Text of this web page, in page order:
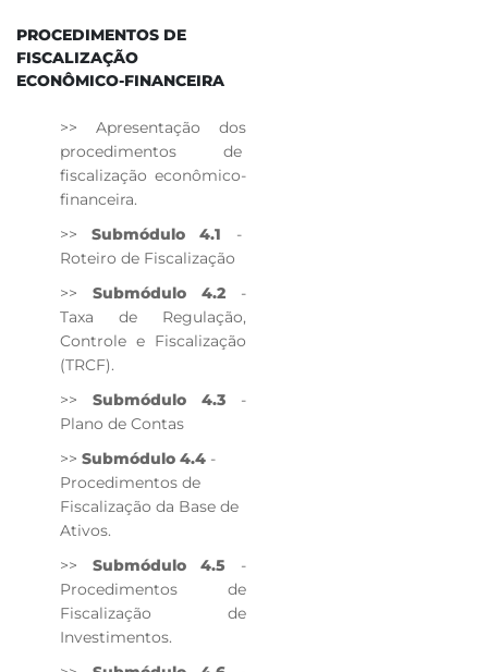
PROCEDIMENTOS DE
FISCALIZAÇÃO
ECONÔMICO-FINANCEIRA
>> Apresentação dos
procedimentos de
fiscalização econômico-
financeira.
>>Submódulo 4.1 -
Roteiro de Fiscalização
>> Submódulo 4.2 -
Taxa de Regulação,
Controle e Fiscalização
(TRCF).
>> Submódulo 4.3-
Plano de Contas
>> Submódulo 4.4 -
Procedimentos de
Fiscalização da Base de
Ativos.
>> Submódulo 4.5 -
Procedimentos de
Fiscalização de
Investimentos.